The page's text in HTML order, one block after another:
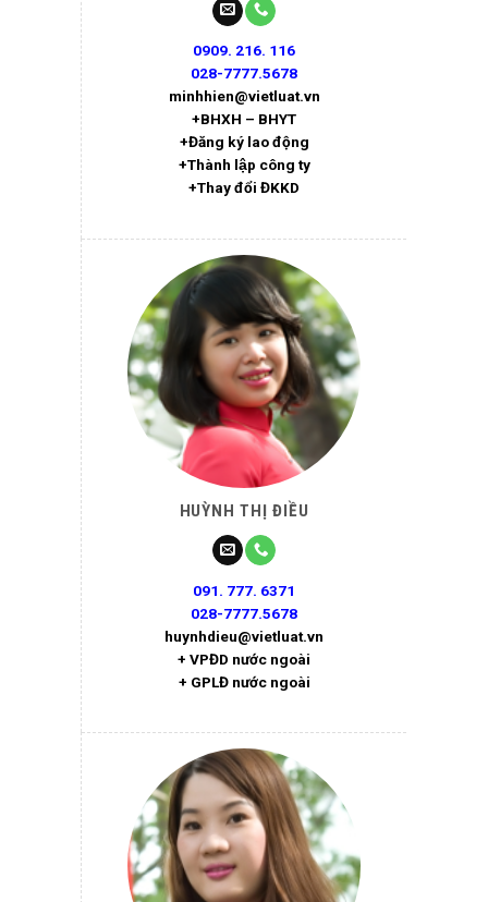
0909. 216. 116
028-7777.5678
minhhien@vietluat.vn
+BHXH – BHYT
+Đăng ký lao động
+Thành lập công ty
+Thay đổi ĐKKD
HUỲNH THỊ ĐIỀU
091. 777. 6371
028-7777.5678
huynhdieu@vietluat.vn
+ VPĐD nước ngoài
+ GPLĐ nước ngoài